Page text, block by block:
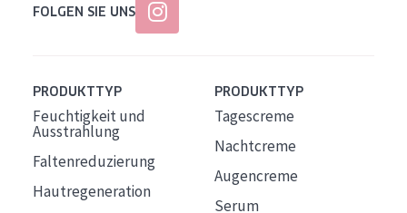
FOLGEN SIE UNS
PRODUKTTYP
Feuchtigkeit und
Ausstrahlung
Faltenreduzierung
Hautregeneration
PRODUKTTYP
Tagescreme
Nachtcreme
Augencreme
Serum